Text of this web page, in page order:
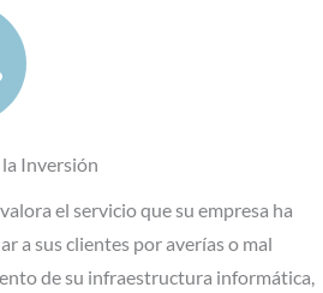
Inversión
el servicio que su empresa ha
a sus clientes por averías o mal
de su infraestructura informática,